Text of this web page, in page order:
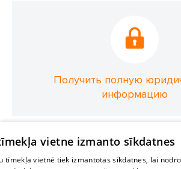
Получить полную
информацию
vietne izmanto sīkdatnes
tīmekļa vietnē tiek izmantotas sīkdatnes, lai